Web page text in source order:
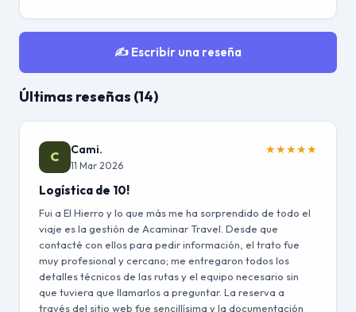
✍️ Escribir una reseña
Últimas reseñas (14)
C Cami.
11 Mar 2026
★★★★★
Logística de 10!
Fui a El Hierro y lo que más me ha sorprendido de todo el
viaje es la gestión de Acaminar Travel. Desde que
contacté con ellos para pedir información, el trato fue
muy profesional y cercano; me entregaron todos los
detalles técnicos de las rutas y el equipo necesario sin
que tuviera que llamarlos a preguntar. La reserva a
través del sitio web fue sencillísima y la documentación